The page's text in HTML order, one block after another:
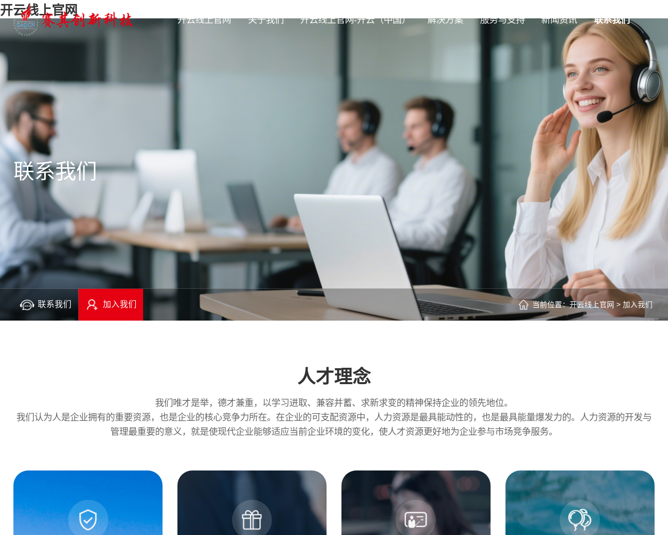
开云线上官网
开云线上官网 关于我们 开云线上官网-开云（中国） 解决方案 服务与支持 新闻资讯 联系我们
联系我们
联系我们 加入我们 当前位置：开云线上官网 > 加入我们
人才理念
我们唯才是举，德才兼重，以学习进取、兼容并蓄、求新求变的精神保持企业的领先地位。
我们认为人是企业拥有的重要资源，也是企业的核心竞争力所在。在企业的可支配资源中，人力资源是最具能动性的，也是最具能量爆发力的。人力资源的开发与
管理最重要的意义，就是使现代企业能够适应当前企业环境的变化，使人才资源更好地为企业参与市场竞争服务。